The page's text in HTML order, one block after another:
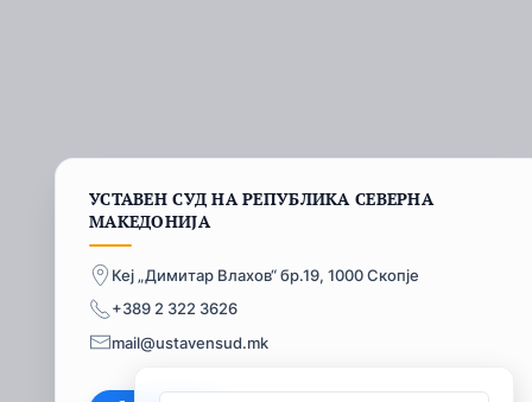
УСТАВЕН СУД НА РЕПУБЛИКА СЕВЕРНА
МАКЕДОНИЈА
Кеј „Димитар Влахов“ бр.19, 1000 Скопје
+389 2 322 3626
mail@ustavensud.mk